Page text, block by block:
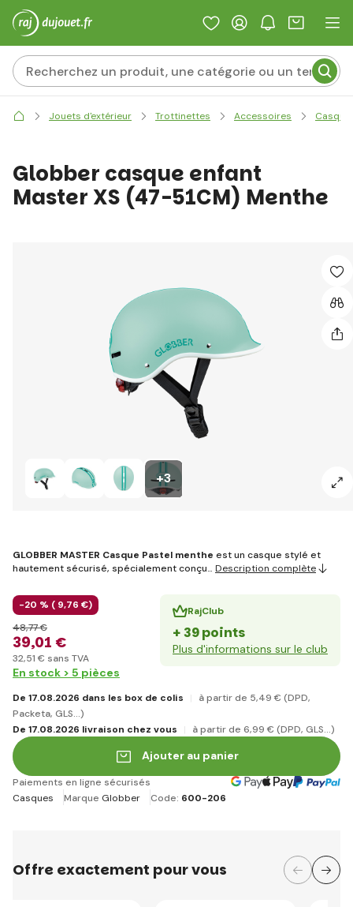
Jouets d'extérieur Trottinettes Accessoires
+3
Globber casque enfant
Master XS (47-51CM) Menthe
GLOBBER MASTER Casque Pastel menthe est un casque stylé et
hautement sécurisé, spécialement conçu… Description complète
-20 % ( 9,76 €)
39,01 €
48,77 €
32,51 € sans TVA
RajClub
+ 39 points
Plus d'informations sur le club
En stock > 5 pièces
De 17.08.2026 dans les box de colis à partir de 5,49 € (DPD,
Packeta, GLS...)
De 17.08.2026 livraison chez vous
à partir de 6,99 € (DPD, GLS...)
Ajouter au panier
Paiements en ligne sécurisés
Casques
Marque Globber Code: 600-206
Offre exactement pour vous